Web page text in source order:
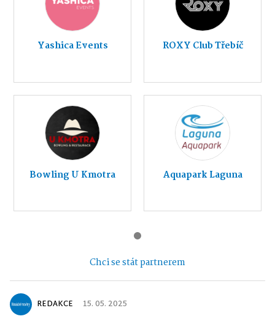
Yashica Events ROXY Club Třebíč
Bowling U Kmotra Aquapark Laguna
Chci se stát partnerem
REDAKCE 15. 05. 2025